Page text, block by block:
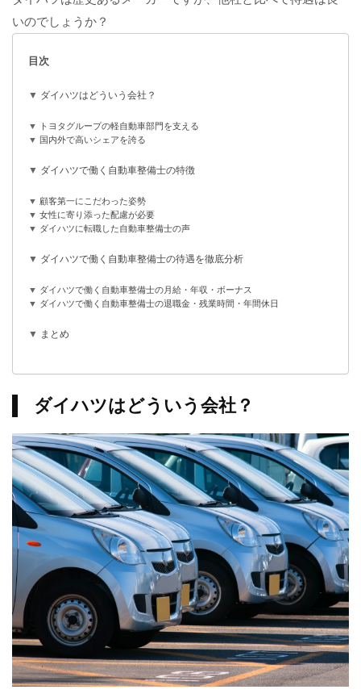
いのでしょうか？
目次
ダイハツはどういう会社？
トヨタグループの軽自動車部門を支える
国内外で高いシェアを誇る
ダイハツで働く自動車整備士の特徴
顧客第一にこだわった姿勢
女性に寄り添った配慮が必要
ダイハツに転職した自動車整備士の声
ダイハツで働く自動車整備士の待遇を徹底分析
ダイハツで働く自動車整備士の月給・年収・ボーナス
ダイハツで働く自動車整備士の退職金・残業時間・年間休日
まとめ
ダイハツはどういう会社？